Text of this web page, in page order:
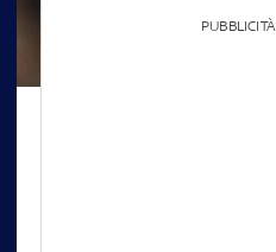
PUBBLICITÀ